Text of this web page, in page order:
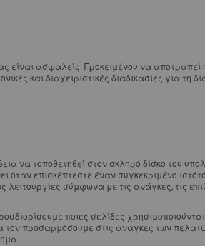
Αποθήκευση Συρμάτων
Marking Pencil
Διάνοιξης Κενών NiTi Spool
Διάνοιξης Κενών NiTi Straight
Κλεισίματος Κενών NiTi Spool
είναι ασφαλείς. Προκειμένου να
και διαχειριστικές διαδικασίες για
να τοποθετηθεί στον σκληρό δίσκο του
όταν επισκέπτεστε έναν συγκεκριμένο
σύμφωνα με τις ανάγκες, τις
ποιες σελίδες
τον προσαρμόσουμε στις ανάγκες των